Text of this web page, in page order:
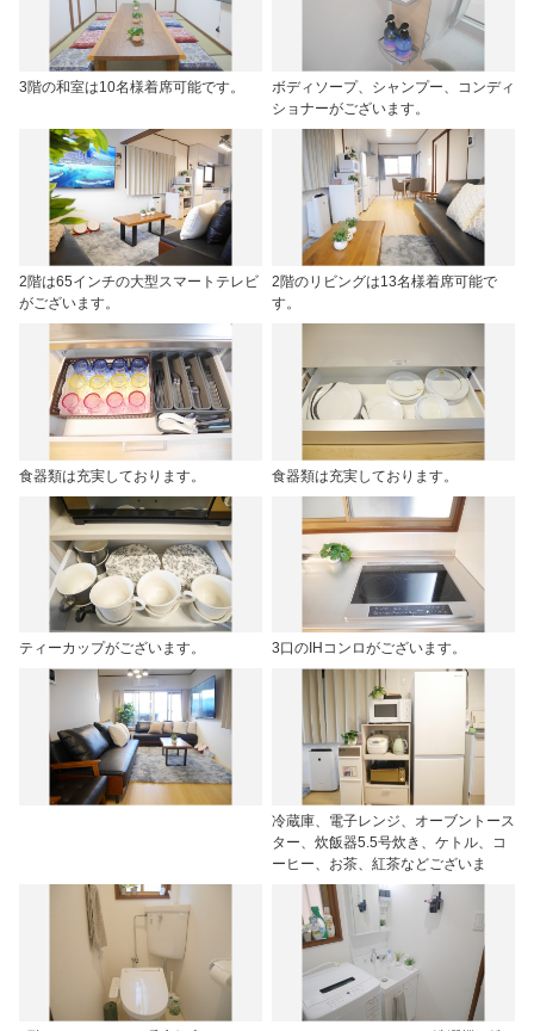
3階の和室は10名様着席可能です。
ボディソープ、シャンプー、コンディ
ショナーがございます。
2階は65インチの大型スマートテレビ
がございます。
2階のリビングは13名様着席可能で
す。
食器類は充実しております。 食器類は充実しております。
ティーカップがございます。 3口のIHコンロがございます。
冷蔵庫、電子レンジ、オーブントース
ター、炊飯器5.5号炊き、ケトル、コ
ーヒー、お茶、紅茶などございま